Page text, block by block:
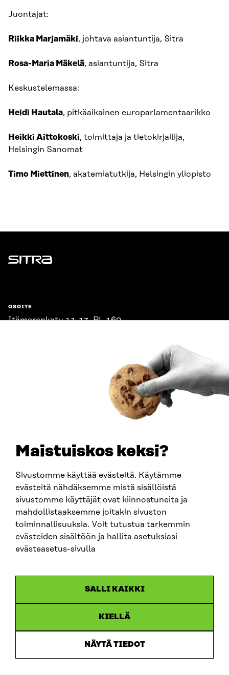
Maistuiskos keksi?
Sivustomme käyttää evästeitä. Käytämme
evästeitä nähdäksemme mistä sisällöistä
sivustomme käyttäjät ovat kiinnostuneita ja
mahdollistaaksemme joitakin sivuston
toiminnallisuuksia. Voit tutustua tarkemmin
evästeiden sisältöön ja hallita asetuksiasi
evästeasetus-sivulla
SALLI KAIKKI
KIELLÄ
NÄYTÄ TIEDOT
Juontajat:
Riikka Marjamäki, johtava asiantuntija, Sitra
Rosa-Maria Mäkelä, asiantuntija, Sitra
Keskustelemassa:
Heidi Hautala, pitkäaikainen europarlamentaarikko
Heikki Aittokoski, toimittaja ja tietokirjailija,
Helsingin Sanomat
Timo Miettinen, akatemiatutkija, Helsingin yliopisto
Sitra
OSOITE
Itämerenkatu 11-13, PL 160,
SITRA SOSIAALISESSA MEDIASSA
LinkedIn
Instagram
YouTube
Saavutettavuusseloste
Asiakirjajulkisuus